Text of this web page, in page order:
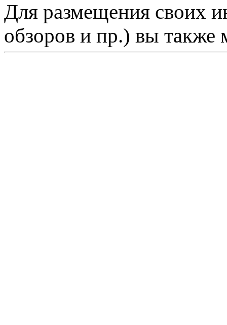
Для размещения своих
обзоров и пр.) вы также